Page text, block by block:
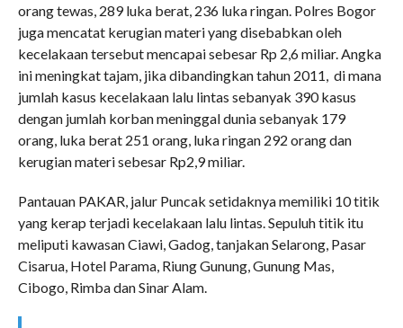
orang tewas, 289 luka berat, 236 luka ringan. Polres Bogor
juga mencatat kerugian materi yang disebabkan oleh
kecelakaan tersebut mencapai sebesar Rp 2,6 miliar. Angka
ini meningkat tajam, jika dibandingkan tahun 2011, di mana
jumlah kasus kecelakaan lalu lintas sebanyak 390 kasus
dengan jumlah korban meninggal dunia sebanyak 179
orang, luka berat 251 orang, luka ringan 292 orang dan
kerugian materi sebesar Rp2,9 miliar.
Pantauan PAKAR, jalur Puncak setidaknya memiliki 10 titik
yang kerap terjadi kecelakaan lalu lintas. Sepuluh titik itu
meliputi kawasan Ciawi, Gadog, tanjakan Selarong, Pasar
Cisarua, Hotel Parama, Riung Gunung, Gunung Mas,
Cibogo, Rimba dan Sinar Alam.